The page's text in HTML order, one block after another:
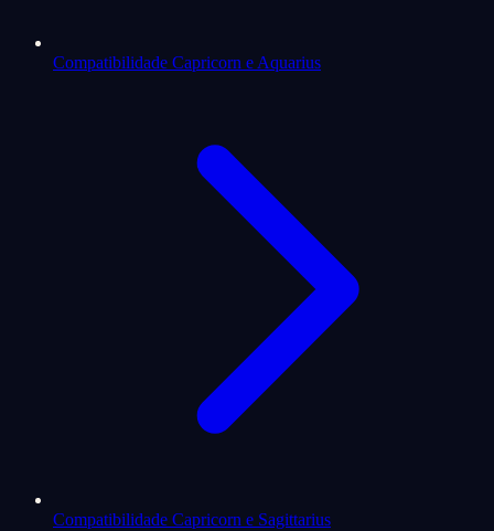
Compatibilidade Capricorn e Aquarius
Compatibilidade Capricorn e Sagittarius